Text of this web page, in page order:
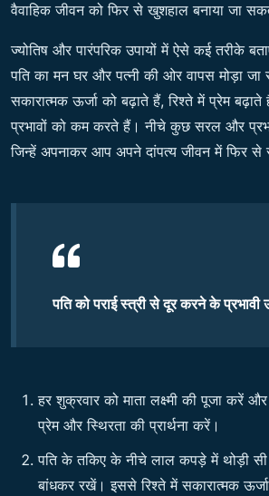
वैवाहिक जीवन को फिर से खुशहाल बनाया जा
ज्योतिष और पारंपरिक उपायों में ऐसे कई तरीके
पति का मन घर और पत्नी की ओर वापस मोड़ा
सकारात्मक ऊर्जा को बढ़ाते हैं, रिश्ते में प्रेम
प्रभावों को कम करते हैं। नीचे कुछ सरल और
जिन्हें अपनाकर आप अपने दांपत्य जीवन में फिर
पति को पराई स्त्री से दूर करने के प्रभावी
हर शुक्रवार को माता लक्ष्मी की पूजा करें
प्रेम और स्थिरता की प्रार्थना करें।
पति के तकिए के नीचे लाल कपड़े में थोड़ी सी
बांधकर रखें। इससे रिश्ते में सकारात्मक